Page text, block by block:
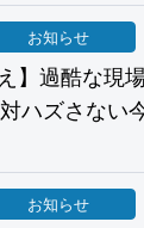
お知らせ
】過酷な現
ハズさない
お知らせ